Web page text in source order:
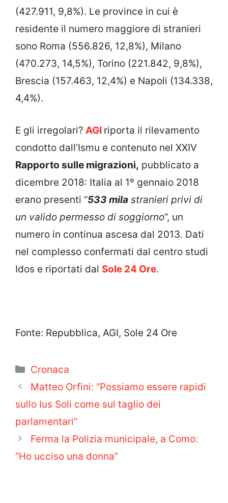
(427.911, 9,8%). Le province in cui è
residente il numero maggiore di stranieri
sono Roma (556.826, 12,8%), Milano
(470.273, 14,5%), Torino (221.842, 9,8%),
Brescia (157.463, 12,4%) e Napoli (134.338,
4,4%).
E gli irregolari? AGI riporta il rilevamento
condotto dall’Ismu e contenuto nel XXIV
Rapporto sulle migrazioni, pubblicato a
dicembre 2018: Italia al 1º gennaio 2018
erano presenti “533 mila stranieri privi di
un valido permesso di soggiorno“, un
numero in continua ascesa dal 2013. Dati
nel complesso confermati dal centro studi
Idos e riportati dal Sole 24 Ore.
Fonte: Repubblica, AGI, Sole 24 Ore
Categorie
Cronaca
Matteo Orfini: “Possiamo essere rapidi
sullo Ius Soli come sul taglio dei
parlamentari”
Ferma la Polizia municipale, a Como:
“Ho ucciso una donna”